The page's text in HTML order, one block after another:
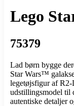
Lego
75379
Lad børn bygge
Star Wars™
legetøjsfigur af
udstillingsmodel til
autentiske detaljer